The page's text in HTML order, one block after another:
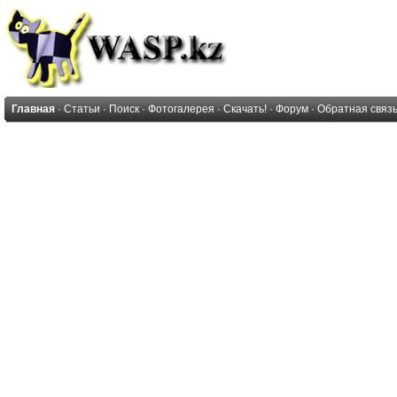
Главная · Статьи · Поиск · Фотогалерея · Скачать! · Форум · Обратная связь